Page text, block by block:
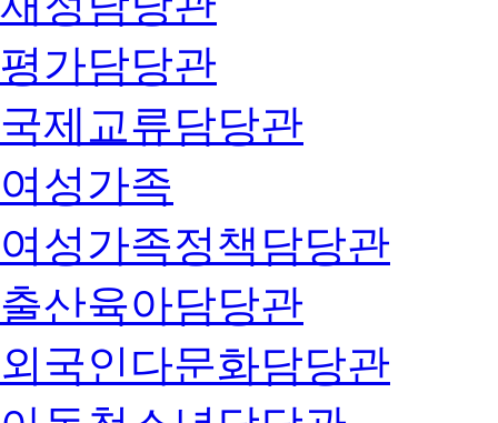
평가담당관
국제교류담당관
여성가족
여성가족정책담당관
출산육아담당관
외국인다문화담당관